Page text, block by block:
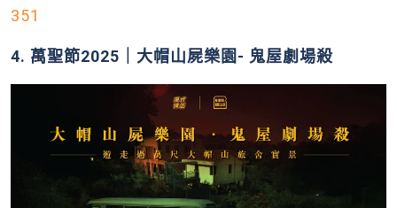
351
4. 萬聖節2025｜大帽山屍樂園- 鬼屋劇場殺